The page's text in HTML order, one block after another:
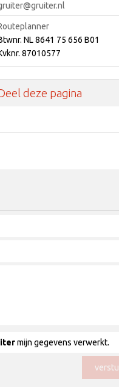
NL 8641 75 656 B01
87010577
deze pagina
mijn gegevens verwerkt.